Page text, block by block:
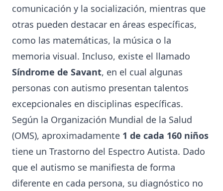
comunicación y la socialización, mientras que
otras pueden destacar en áreas específicas,
como las matemáticas, la música o la
memoria visual. Incluso, existe el llamado
Síndrome de Savant, en el cual algunas
personas con autismo presentan talentos
excepcionales en disciplinas específicas.
Según la Organización Mundial de la Salud
(OMS), aproximadamente 1 de cada 160 niños
tiene un Trastorno del Espectro Autista. Dado
que el autismo se manifiesta de forma
diferente en cada persona, su diagnóstico no